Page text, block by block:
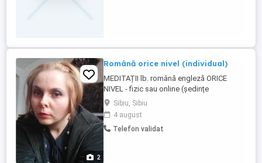
2
Română orice nivel (individual)
MEDITAȚII lb. română engleză ORICE
NIVEL - fizic sau online (şedințe
individuale). Sunt educator, învățător şi
profesor, am absolvit liceul teoretic
"Constantin Noica" din Sibiu,
specializarea "Filologie", precum şi
Sibiu, Sibiu
4 august
Telefon validat